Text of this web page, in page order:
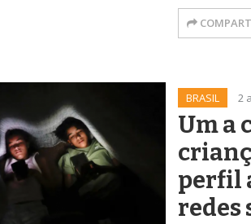
BRASIL 2
Um a
perfil
redes